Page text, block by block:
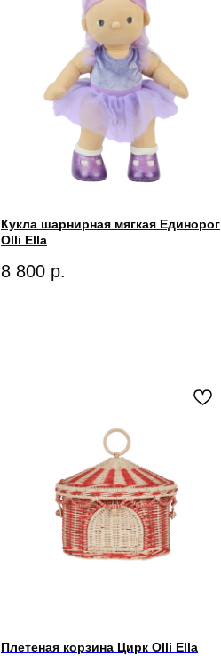
Кукла шарнирная мягкая Единорог
Olli Ella
8 800 р.
Плетеная корзина Цирк Olli Ella